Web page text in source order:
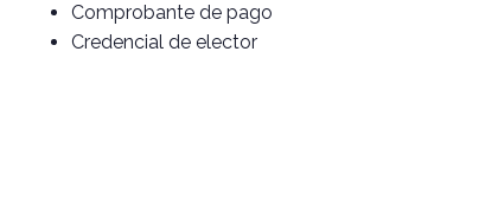
Comprobante de pago
Credencial de elector